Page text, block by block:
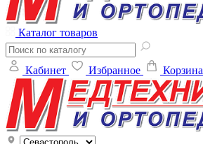
Каталог товаров
Кабинет Избранное Корзина